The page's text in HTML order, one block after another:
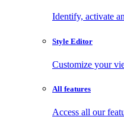
Identify, activate
Style Editor
Customize your
All features
Access all our